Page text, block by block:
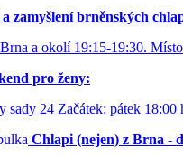
zamyšlení brněnských
a okolí 19:15-19:30.
pro ženy:
24 Začátek: pátek
Chlapi (nejen) z Brna -